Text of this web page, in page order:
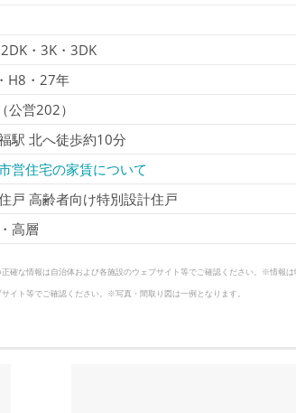
・3K・3DK
H8・27年
公営202）
駅 北へ徒歩約10分
営住宅の家賃について
戸 高齢者向け特別設計住戸
高層
確な情報は自治体および各施設のウェブサイト等でご確認ください。※情報
イト等でご確認ください。※写真・間取り図は一例となります。